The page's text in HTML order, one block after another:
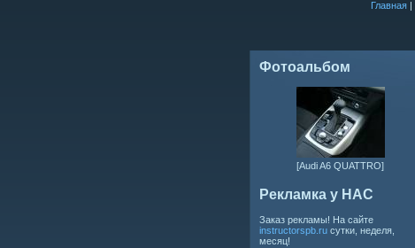
Главная|
Фотоальбом
[Audi A6 QUATTRO]
Рекламка у НАС
Заказ рекламы! На сайте
instructorspb.ru сутки, неделя,
месяц!